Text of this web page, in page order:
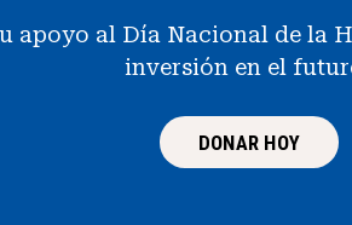
apoyo al Día Nacional de la
inversión en el
DONAR HOY